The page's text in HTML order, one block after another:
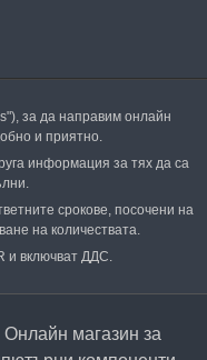
за да направим онлайн
и приятно.
информация за тях да са
срокове, посочени на
на количествата.
и включват ДДС.
магазин за